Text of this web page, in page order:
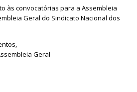
às convocatórias para a Assembleia
Geral do Sindicato Nacional dos
Geral